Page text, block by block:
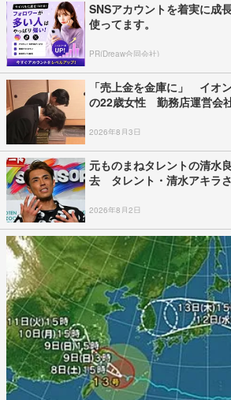
SNSアカウントを着実に成
使ってます。
PR(Dreaw合同会社)
「売上金を金庫に」 イオ
の22歳女性 勤務店運営会
2026年8月3日
元ものまねタレントの清水
去 タレント・清水アキラ
2026年8月2日